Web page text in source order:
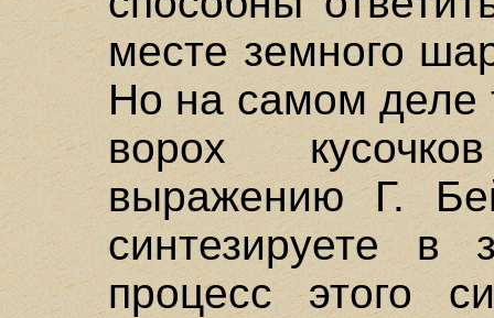
месте земного
Но на самом деле
ворох
выражению Г.
синтезируете в
процесс этого